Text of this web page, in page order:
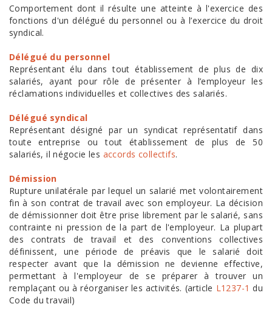
Comportement dont il résulte une atteinte à l'exercice des
fonctions d'un délégué du personnel ou à l’exercice du droit
syndical.
Délégué du personnel
Représentant élu dans tout établissement de plus de dix
salariés, ayant pour rôle de présenter à l’employeur les
réclamations individuelles et collectives des salariés.
Délégué syndical
Représentant désigné par un syndicat représentatif dans
toute entreprise ou tout établissement de plus de 50
salariés, il négocie les accords collectifs.
Démission
Rupture unilatérale par lequel un salarié met volontairement
fin à son contrat de travail avec son employeur. La décision
de démissionner doit être prise librement par le salarié, sans
contrainte ni pression de la part de l'employeur. La plupart
des contrats de travail et des conventions collectives
définissent, une période de préavis que le salarié doit
respecter avant que la démission ne devienne effective,
permettant à l'employeur de se préparer à trouver un
remplaçant ou à réorganiser les activités. (article L1237-1 du
Code du travail)